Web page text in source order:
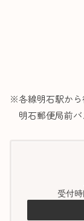
※各線明石駅から
明石郵便局前バ
受付